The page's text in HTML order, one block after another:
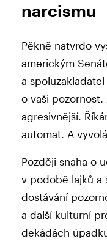
narcismu
Pěkně natvrdo
americkým
a
o vaši
agresivnější.
automat. A
Později snaha o
v podobě lajků a
dostávání
a další kulturní
dekádách